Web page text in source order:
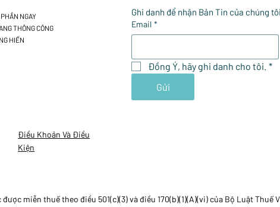
Điều Khoản Và Điều
Kiện
miễn thuế theo điều 501(c)(3) và điều 170(b)(1)(A)(vi) của Bộ Luật Thuế
Ghi danh để nhận Bản Tin của chúng tôi
Email *
Đồng Ý, hãy ghi danh cho tôi. *
Gửi
NGAY
THÔNG CÔNG
HIẾN